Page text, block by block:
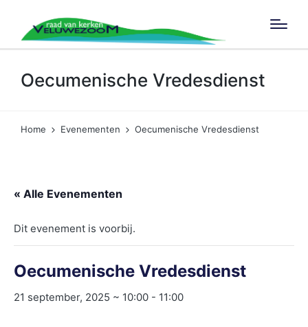
Oecumenische Vredesdienst
Home Evenementen Oecumenische Vredesdienst
« Alle Evenementen
Dit evenement is voorbij.
Oecumenische Vredesdienst
21 september, 2025 ~ 10:00 - 11:00